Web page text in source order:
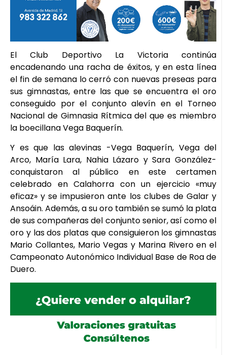
El Club Deportivo La Victoria continúa
encadenando una racha de éxitos, y en esta línea
el fin de semana lo cerró con nuevas preseas para
sus gimnastas, entre las que se encuentra el oro
conseguido por el conjunto alevín en el Torneo
Nacional de Gimnasia Rítmica del que es miembro
la boecillana Vega Baquerín.
Y es que las alevinas -Vega Baquerín, Vega del
Arco, María Lara, Nahia Lázaro y Sara González-
conquistaron al público en este certamen
celebrado en Calahorra con un ejercicio «muy
eficaz» y se impusieron ante los clubes de Galar y
Ansoáin. Además, a su oro también se sumó la plata
de sus compañeras del conjunto senior, así como el
oro y las dos platas que consiguieron los gimnastas
Mario Collantes, Mario Vegas y Marina Rivero en el
Campeonato Autonómico Individual Base de Roa de
Duero.